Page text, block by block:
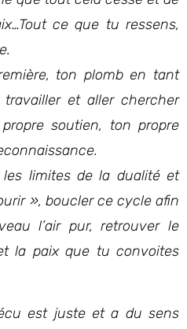
ce que tu ressens,
ton plomb en tant
travailler et aller chercher
soutien, ton propre
limites de la dualité et
», boucler ce cycle afin
l’air pur, retrouver le
la paix que tu convoites
est juste et a du sens